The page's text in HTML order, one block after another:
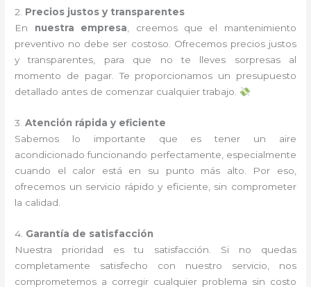
2. Precios justos y transparentes
En nuestra empresa, creemos que el mantenimiento
preventivo no debe ser costoso. Ofrecemos precios justos
y transparentes, para que no te lleves sorpresas al
momento de pagar. Te proporcionamos un presupuesto
detallado antes de comenzar cualquier trabajo.
3.Atención rápida y eficiente
Sabemos lo importante que es tener un aire
acondicionado funcionando perfectamente, especialmente
cuando el calor está en su punto más alto. Por eso,
ofrecemos un servicio rápido y eficiente, sin comprometer
la calidad.
4. Garantía de satisfacción
Nuestra prioridad es tu satisfacción. Si no quedas
completamente satisfecho con nuestro servicio, nos
comprometemos a corregir cualquier problema sin costo